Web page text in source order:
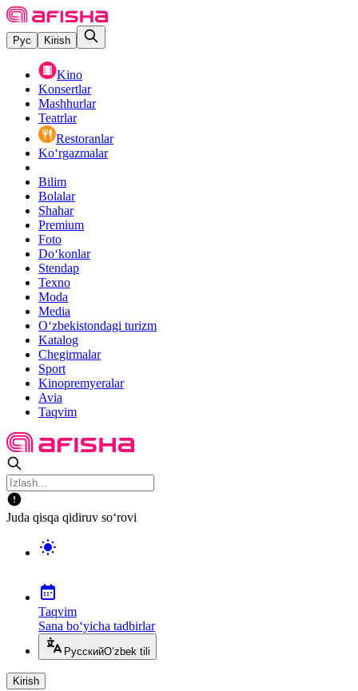
Рус Kirish
Kino
Konsertlar
Mashhurlar
Teatrlar
Restoranlar
Ko‘rgazmalar
Bilim
Bolalar
Shahar
Premium
Foto
Do‘konlar
Stendap
Texno
Moda
Media
O‘zbekistondagi turizm
Katalog
Chegirmalar
Sport
Kinopremyeralar
Avia
Taqvim
Juda qisqa qidiruv so‘rovi
Taqvim
Sana bo‘yicha tadbirlar
РусскийO‘zbek tili
Kirish